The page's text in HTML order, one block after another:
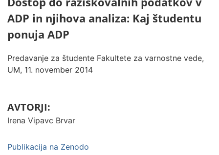
ADP in njihova analiza: Kaj študentu
ponuja ADP
Predavanje za študente Fakultete za varnostne vede,
UM, 11. november 2014
AVTORJI:
Irena Vipavc Brvar
Publikacija na Zenodo